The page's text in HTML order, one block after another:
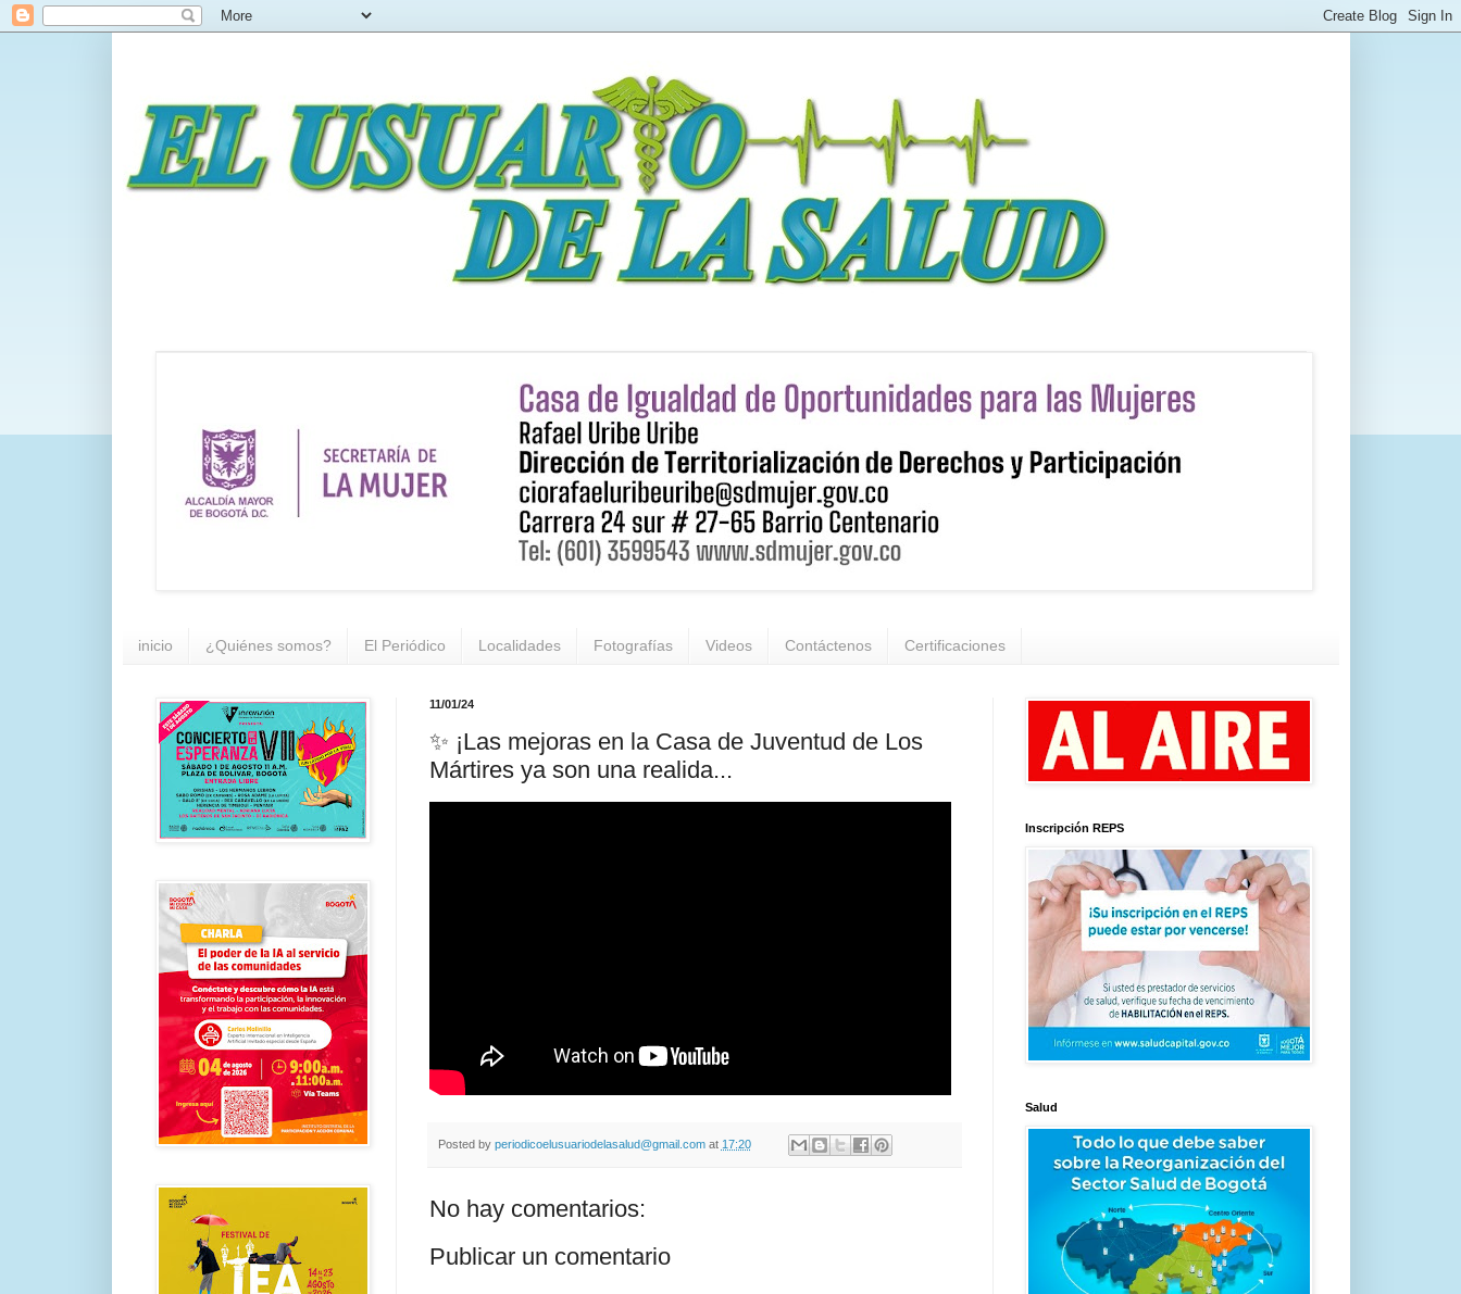
inicio ¿Quiénes somos? El Periódico Localidades Fotografías Videos Contáctenos Certificaciones
11/01/24
✨ ¡Las mejoras en la Casa de Juventud de Los
Mártires ya son una realida...
Posted by periodicoelusuariodelasalud@gmail.com at 17:20
No hay comentarios:
Publicar un comentario
Inscripción REPS
Salud